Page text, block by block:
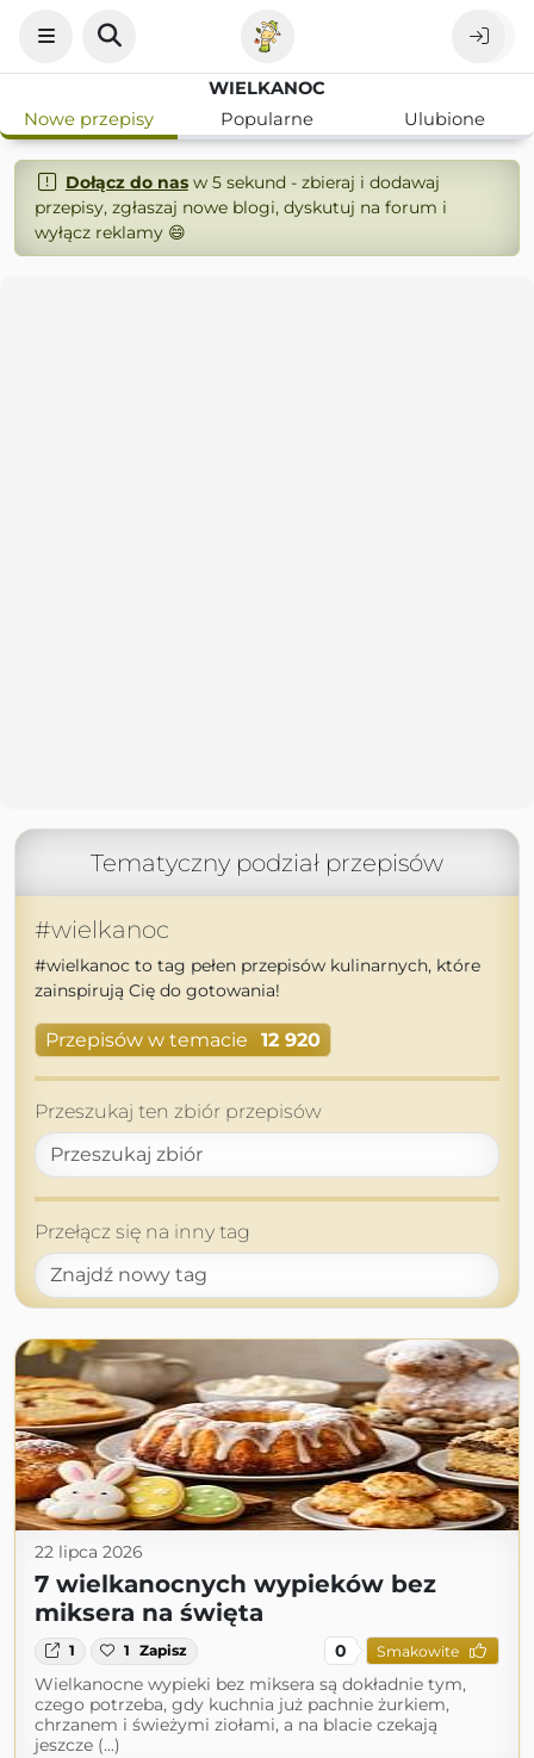
WIELKANOC
Nowe przepisy
Popularne Ulubione
Dołącz do nasw 5 sekund - zbieraj i dodawaj
przepisy, zgłaszaj nowe blogi, dyskutuj na forum i
wyłącz reklamy 😄
Tematyczny podział przepisów
#wielkanoc
#wielkanoc to tag pełen przepisów kulinarnych, które
zainspirują Cię do gotowania!
Przepisów w temacie 12 920
Przeszukaj ten zbiór przepisów
Przełącz się na inny tag
22 lipca 2026
7 wielkanocnych wypieków bez
miksera na święta
1 1 Zapisz 0 Smakowite
Wielkanocne wypieki bez miksera są dokładnie tym,
czego potrzeba, gdy kuchnia już pachnie żurkiem,
chrzanem i świeżymi ziołami, a na blacie czekają
jeszcze (...)